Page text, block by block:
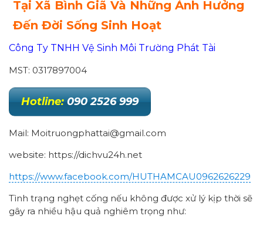
Tại Xã Bình Giã Và Những Ảnh Hưởng
Đến Đời Sống Sinh Hoạt
Công Ty TNHH Vệ Sinh Môi Trường Phát Tài
MST: 0317897004
Hotline: 090 2526 999
Mail: Moitruongphattai@gmail.com
website: https://dichvu24h.net
https://www.facebook.com/HUTHAMCAU0962626229
Tình trạng nghẹt cống nếu không được xử lý kịp thời sẽ
gây ra nhiều hậu quả nghiêm trọng như: